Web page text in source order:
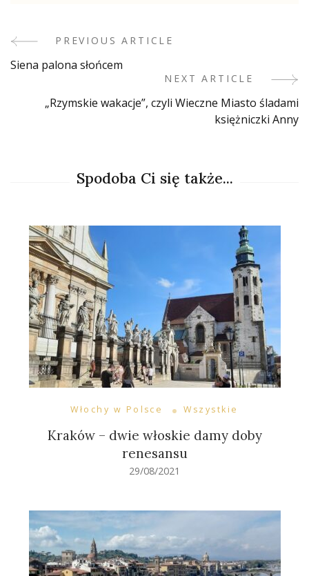
Post
Navigation
PREVIOUS ARTICLE
Siena palona słońcem
NEXT ARTICLE
„Rzymskie wakacje”, czyli Wieczne Miasto śladami
księżniczki Anny
Spodoba Ci się także...
Włochy w Polsce Wszystkie
Kraków – dwie włoskie damy doby
renesansu
29/08/2021